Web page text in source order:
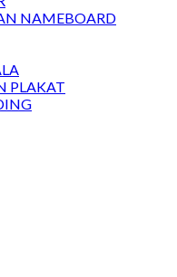
NAMEBOARD
PLAKAT